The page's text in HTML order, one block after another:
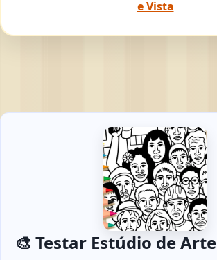
e Vista
🎨 Testar Estúdio de Arte